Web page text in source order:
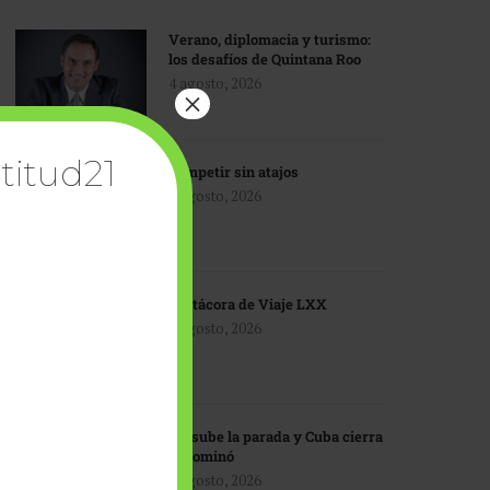
Verano, diplomacia y turismo:
los desafíos de Quintana Roo
4 agosto, 2026
Competir sin atajos
4 agosto, 2026
Bitácora de Viaje LXX
3 agosto, 2026
EU sube la parada y Cuba cierra
el dominó
3 agosto, 2026
×